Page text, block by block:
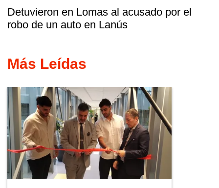
Detuvieron en Lomas al acusado por el
robo de un auto en Lanús
Más Leídas